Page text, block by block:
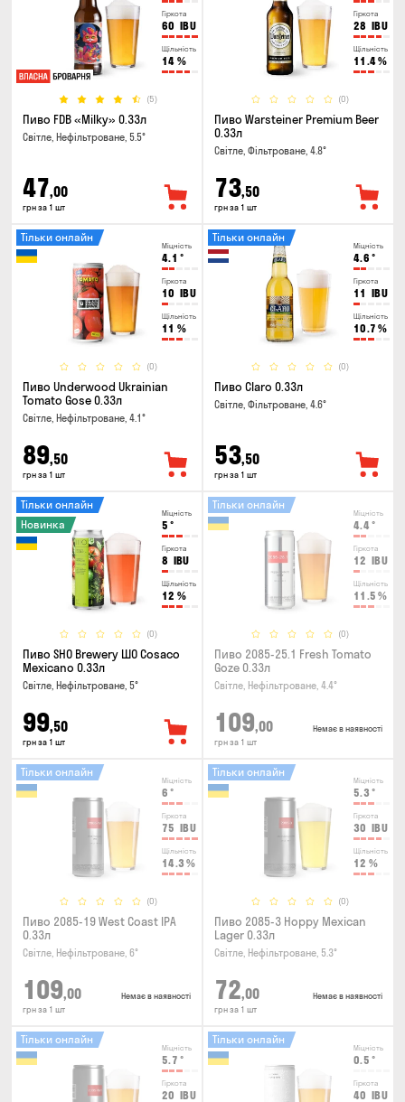
Гіркота
60 IBU
Щільність
14 %
(5)
Пиво FDB «Milky» 0.33л
Світле, Нефільтроване, 5.5°
47,00
грн за 1 шт
Гіркота
28 IBU
Щільність
11.4%
(0)
Пиво Warsteiner Premium Beer
0.33л
Світле, Фільтроване, 4.8°
73,50
грн за 1 шт
Міцність
4.1 °
Гіркота
10 IBU
Щільність
11 %
(0)
Тільки онлайн
Пиво Underwood Ukrainian
Tomato Gose 0.33л
Світле, Нефільтроване, 4.1°
89,50
грн за 1 шт
Міцність
4.6 °
Гіркота
11 IBU
Щільність
10.7 %
(0)
Тільки онлайн
Пиво Claro 0.33л
Світле, Фільтроване, 4.6°
53,50
грн за 1 шт
Міцність
5 °
Гіркота
8 IBU
Щільність
12 %
(0)
Тільки онлайн
Новинка
Пиво SHO Brewery ШО Cosaco
Mexicano 0.33л
Світле, Нефільтроване, 5°
99,50
грн за 1 шт
Міцність
4.4 °
Гіркота
12 IBU
Щільність
11.5 %
(0)
Тільки онлайн
Пиво 2085-25.1 Fresh Tomato
Goze 0.33л
Світле, Нефільтроване, 4.4°
109,00
грн за 1 шт
Немає в наявності
Міцність
6 °
Гіркота
75 IBU
Щільність
14.3 %
(0)
Тільки онлайн
Пиво 2085-19 West Coast IPA
0.33л
Світле, Нефільтроване, 6°
109,00
грн за 1 шт
Немає в наявності
Міцність
5.3 °
Гіркота
30 IBU
Щільність
12 %
(0)
Тільки онлайн
Пиво 2085-3 Hoppy Mexican
Lager 0.33л
Світле, Нефільтроване, 5.3°
72,00
грн за 1 шт
Немає в наявності
Міцність
5.7 °
Гіркота
20 IBU
Тільки онлайн
Міцність
0.5 °
Гіркота
40 IBU
Тільки онлайн